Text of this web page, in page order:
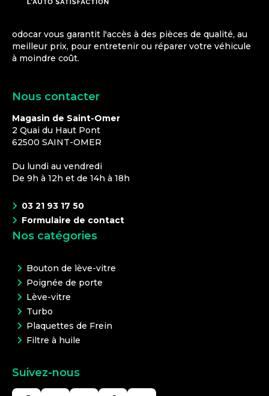
odocar vous garantit l'accès à des pièces de qualité, au
meilleur prix, pour entretenir ou réparer votre véhicule
à moindre coût.
Nous contacter
Magasin de Saint-Omer
2 Quai du Haut Pont
62500 SAINT-OMER
Du lundi au vendredi
De 9h à 12h et de 14h à 18h
03 21 93 17 50
Formulaire de contact
Nos catégories
Bouton de lève-vitre
Poignée de porte
Lève-vitre
Turbo
Plaquettes de Frein
Filtre à huile
Suivez-nous